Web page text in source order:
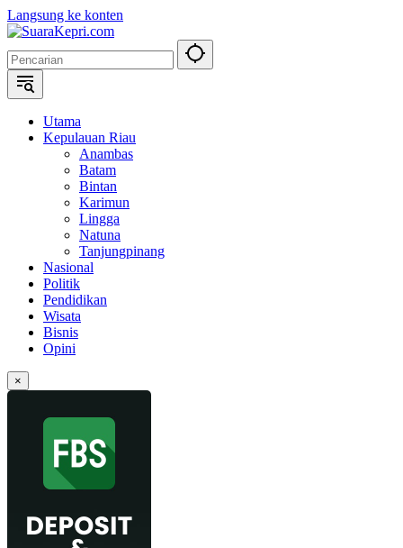
Langsung ke konten
Utama
Kepulauan Riau
Anambas
Batam
Bintan
Karimun
Lingga
Natuna
Tanjungpinang
Nasional
Politik
Pendidikan
Wisata
Bisnis
Opini
×